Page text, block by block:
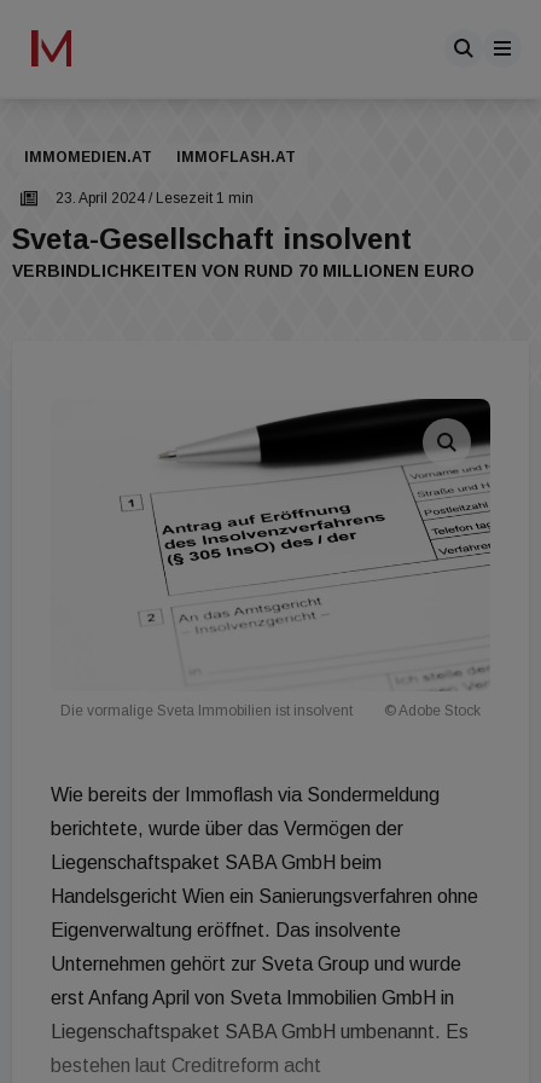
IMMOMEDIEN.AT IMMOFLASH.AT
23. April 2024 / Lesezeit 1 min
Sveta-Gesellschaft insolvent
VERBINDLICHKEITEN VON RUND 70 MILLIONEN EURO
Die vormalige Sveta Immobilien ist insolvent © Adobe Stock
Wie bereits der Immoflash via Sondermeldung
berichtete, wurde über das Vermögen der
Liegenschaftspaket SABA GmbH beim
Handelsgericht Wien ein Sanierungsverfahren ohne
Eigenverwaltung eröffnet. Das insolvente
Unternehmen gehört zur Sveta Group und wurde
erst Anfang April von Sveta Immobilien GmbH in
Liegenschaftspaket SABA GmbH umbenannt. Es
bestehen laut Creditreform acht